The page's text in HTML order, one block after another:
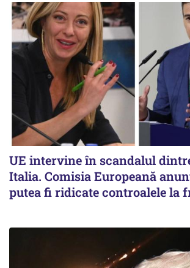
UE intervine în scandalul
Italia. Comisia Europeană
putea fi ridicate controalele la